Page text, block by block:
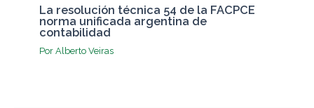
La resolución técnica 54 de la FACPCE
norma unificada argentina de
contabilidad
PorAlberto Veiras